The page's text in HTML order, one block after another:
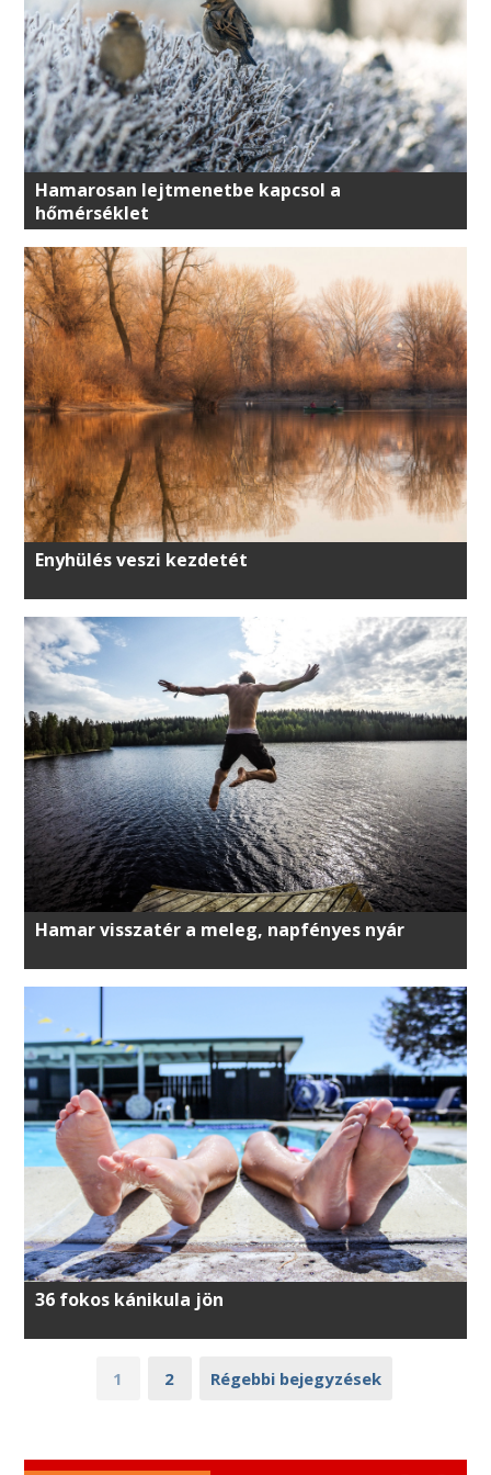
Hamarosan lejtmenetbe kapcsol a
hőmérséklet
Enyhülés veszi kezdetét
Hamar visszatér a meleg, napfényes nyár
36 fokos kánikula jön
1 2 Régebbi bejegyzések